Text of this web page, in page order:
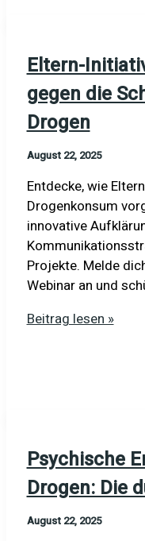
legaler
Substanzen
Eltern-
gegen die
Drogen
August 22, 2025
Entdecke, wie
Drogenkonsum
innovative
Projekte. Melde
Webinar an und
Eltern-
Drogen
Beitrag lesen »
Psychische
Drogen: Die
August 22, 2025